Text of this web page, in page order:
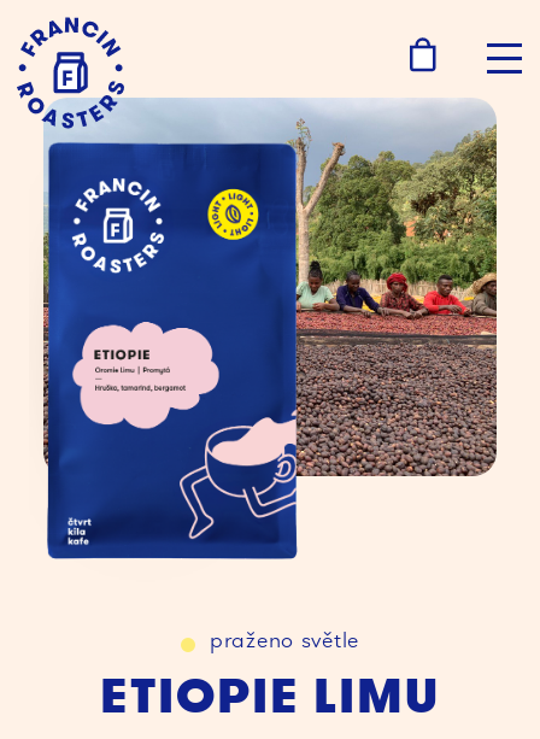
praženo světle
ETIOPIE LIMU